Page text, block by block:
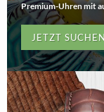
Premium-Uhren mit
JETZT